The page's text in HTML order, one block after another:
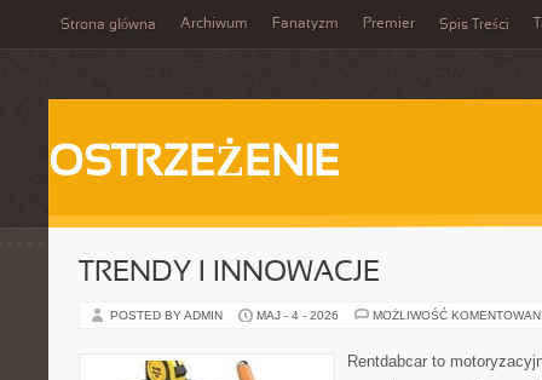
Strona główna Archiwum Fanatyzm Premier Spis Treści
OSTRZEŻENIE
TRENDY I INNOWACJE
POSTED BY ADMIN MAJ - 4 - 2026 MOŻLIWOŚĆ
Rentdabcar to